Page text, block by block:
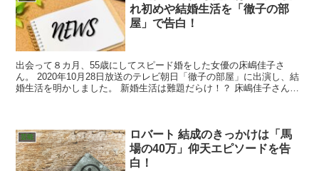
れ初めや結婚生活を「徹子の部
屋」で告白！
出会って８カ月、55歳にしてスピード婚をした女優の床嶋佳子さ
ん。 2020年10月28日放送のテレビ朝日「徹子の部屋」に出演し、結
婚生活を明かしました。 新婚生活は難題だらけ！？ 床嶋佳子さんの
芸能
ロバート 結成のきっかけは「馬
場の40万」仰天エピソードを告
白！